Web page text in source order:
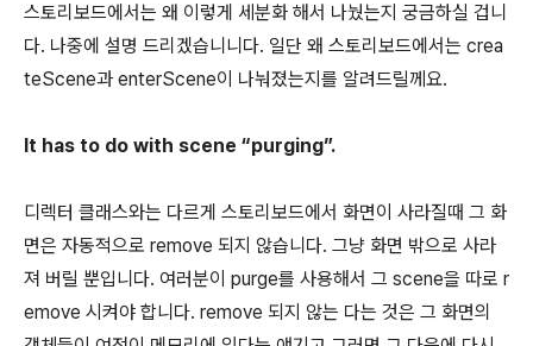
스토리보드에서는 왜 이렇게 세분화 해서 나눴는지 궁금하실 겁니
다. 나중에 설명 드리겠습니니다. 일단 왜 스토리보드에서는 crea
teScene과 enterScene이 나눠졌는지를 알려드릴께요.
It has to do with scene “purging”.
디렉터 클래스와는 다르게 스토리보드에서 화면이 사라질때 그 화
면은 자동적으로 remove 되지 않습니다. 그냥 화면 밖으로 사라
져 버릴 뿐입니다. 여러분이 purge를 사용해서 그 scene을 따로 r
emove 시켜야 합니다. remove 되지 않는 다는 것은 그 화면의